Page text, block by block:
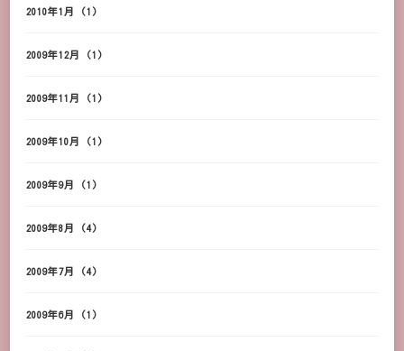
2010年1月 (1)
2009年12月 (1)
2009年11月 (1)
2009年10月 (1)
2009年9月 (1)
2009年8月 (4)
2009年7月 (4)
2009年6月 (1)